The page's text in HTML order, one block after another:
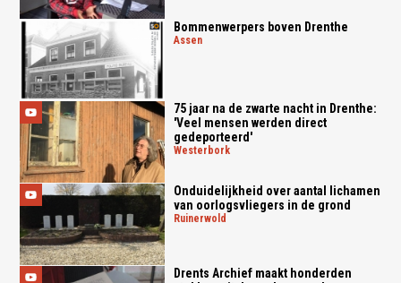
Bommenwerpers boven Drenthe
assen
75 jaar na de zwarte nacht in Drenthe:
'Veel mensen werden direct
gedeporteerd'
westerbork
Onduidelijkheid over aantal lichamen
van oorlogsvliegers in de grond
ruinerwold
Drents Archief maakt honderden